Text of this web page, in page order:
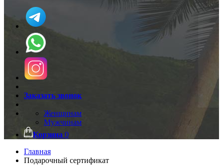
Заказать звонок
Женщинам
Мужчинам
Корзина 0
Главная
Подарочный сертификат